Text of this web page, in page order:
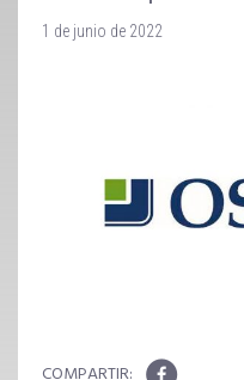
1 de junio de 2022